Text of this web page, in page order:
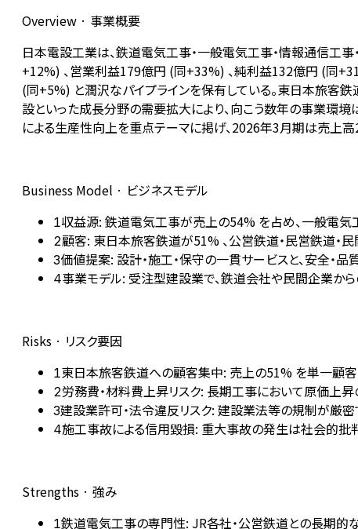
Overview · 事業概要
日本電設工業は、鉄道電気工事・一般電気工事・情報通信工
+12%) 、営業利益179億円 (同+33%) 、純利益132億円 (同
(同+5%) と潤沢なパイプラインを保有している。東日本旅客
設といった成長分野の需要拡大により、向こう数年の事業環境
による生産性向上を重点テーマに掲げ、2026年3月期は売上
Business Model · ビジネスモデル
1収益源: 鉄道電気工事が売上の54% を占め、一般電気
2顧客: 東日本旅客鉄道が51% 、公営鉄道・民営鉄道・
3価値提案: 設計・施工・保守の一貫サービスと、安全・
4事業モデル: 受注型建設業で、鉄道会社や民間企業か
Risks · リスク要因
1東日本旅客鉄道への顧客集中: 売上の51% を単一顧客
2労務費・材料費上昇リスク: 長期工事において原価上
3建設業許可・法令違反リスク: 建設業法等の規制が厳
4施工事故による信用毀損: 重大事故の発生は社会的批
Strengths · 強み
1鉄道電気工事の専門性: JR各社・公営鉄道との長期的